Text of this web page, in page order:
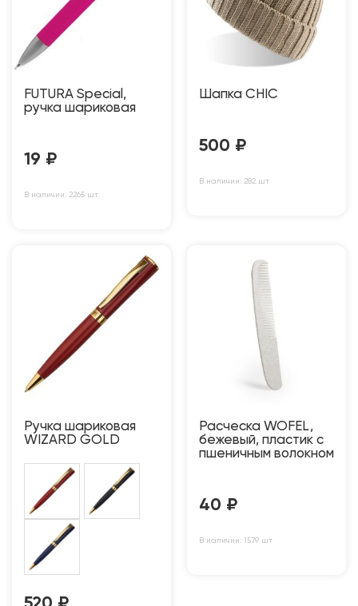
FUTURA Special,
ручка шариковая
19 ₽
В наличии: 2265 шт
Шапка CHIC
500 ₽
В наличии: 282 шт
Ручка шариковая
WIZARD GOLD
Расческа WOFEL,
бежевый, пластик с
пшеничным волокном
40 ₽
В наличии: 1579 шт